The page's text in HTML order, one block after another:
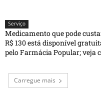
Serviço
Medicamento que pode
R$ 130 está disponível
pelo Farmácia Popular; veja
Carregue mais